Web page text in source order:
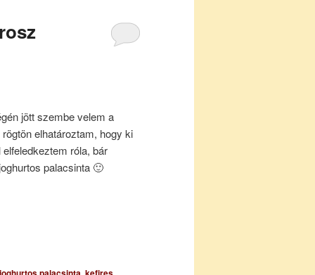
jött szembe velem a
elhatároztam, hogy ki
róla, bár
palacsinta 🙂